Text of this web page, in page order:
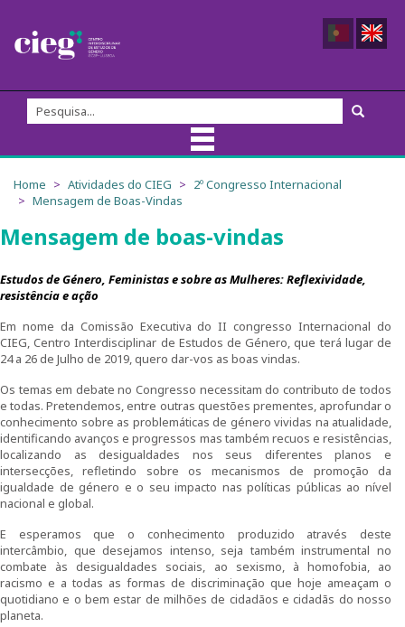
Sobre nós
Direção
Fundadores/as
Comissão Externa de Acompanhamento
Ensino
Pós-Graduação em Igualdade de Género
Mestrado em Família e Género
Doutoramento em Estudos de Género
Formação
Home Atividades do CIEG
2º Congresso Internacional
Mensagem de Boas-Vindas
Mensagem de boas-vindas
Estudos de Género, Feministas e sobre as Mulheres: Reflexividade,
resistência e ação
Em nome da Comissão Executiva do II congresso Internacional do
CIEG, Centro Interdisciplinar de Estudos de Género, que terá lugar de
24 a 26 de Julho de 2019, quero dar-vos as boas vindas.
Os temas em debate no Congresso necessitam do contributo de todos
e todas. Pretendemos, entre outras questões prementes, aprofundar o
conhecimento sobre as problemáticas de género vividas na atualidade,
identificando avanços e progressos mas também recuos e resistências,
localizando as desigualdades nos seus diferentes planos e
intersecções, refletindo sobre os mecanismos de promoção da
igualdade de género e o seu impacto nas políticas públicas ao nível
nacional e global.
E esperamos que o conhecimento produzido através deste
intercâmbio, que desejamos intenso, seja também instrumental no
combate às desigualdades sociais, ao sexismo, à homofobia, ao
racismo e a todas as formas de discriminação que hoje ameaçam o
quotidiano e o bem estar de milhões de cidadãos e cidadãs do nosso
planeta.